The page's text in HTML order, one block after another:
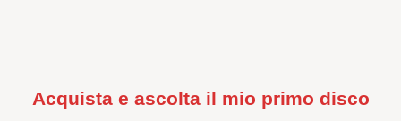
Acquista e ascolta il mio primo disco